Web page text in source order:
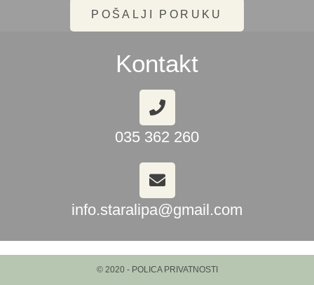
POŠALJI PORUKU
Kontakt
035 362 260
info.staralipa@gmail.com
© 2020 - POLICA PRIVATNOSTI